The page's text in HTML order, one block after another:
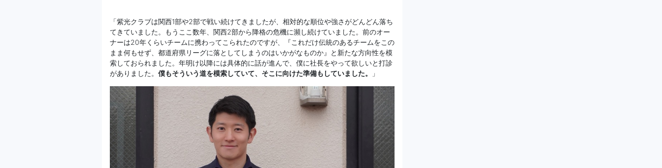
「紫光クラブは関西1部や2部で戦い続けてきましたが、相対的な順位や強さがどんどん落ち
てきていました。もうここ数年、関西2部から降格の危機に瀕し続けていました。前のオー
ナーは20年くらいチームに携わってこられたのですが、『これだけ伝統のあるチームをこの
まま何もせず、都道府県リーグに落としてしまうのはいかがなものか』と新たな方向性を模
索しておられました。年明け以降には具体的に話が進んで、僕に社長をやって欲しいと打診
がありました。 僕もそういう道を模索していて、そこに向けた準備もしていました。 」